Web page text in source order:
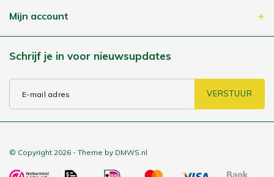
Mijn account
Schrijf je in voor nieuwsupdates
VERSTUUR
© Copyright 2026 - Theme by DMWS.nl